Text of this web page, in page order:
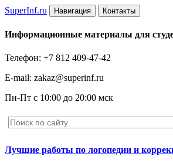
SuperInf.ru Навигация Контакты
Информационные материалы для
Телефон: +7 812 409-47-42
E-mail: zakaz@superinf.ru
Пн-Пт с 10:00 до 20:00 мск
Лучшие работы по логопедии и